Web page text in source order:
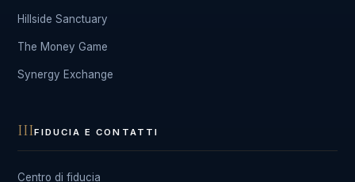
Hillside Sanctuary
The Money Game
Synergy Exchange
IIIFIDUCIA E CONTATTI
Centro di fiducia